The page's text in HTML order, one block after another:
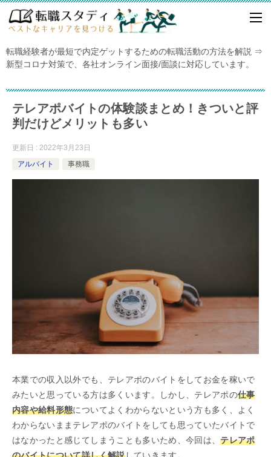
転職経験者が最短で内定ゲットするための転職活動の方法を解説 ⇒
新型コロナ対策で、各社オンライン面接/面談に対応しています。
テレアポバイトの体験談まとめ！きついと評
判だけどメリットも多い
更新日 : 2022年3月23日
アルバイト
事務職
本業での収入以外でも、テレアポのバイトをしてお金を稼いで
みたいと思っている方は多くいます。しかし、テレアポの仕事
内容や給料形態についてよくわからないという方も多く、よく
わからないままテレアポのバイトをしても思っていたバイトで
はなかったと感じてしまうことも多いため、今回は、テレアポ